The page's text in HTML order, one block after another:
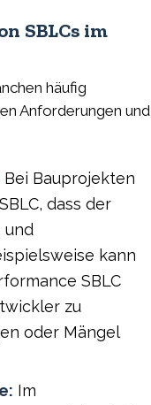
SBLCs im
häufig
Anforderungen und
Bei Bauprojekten
dass der
und
kann
SBLC
zu
oder Mängel
Im